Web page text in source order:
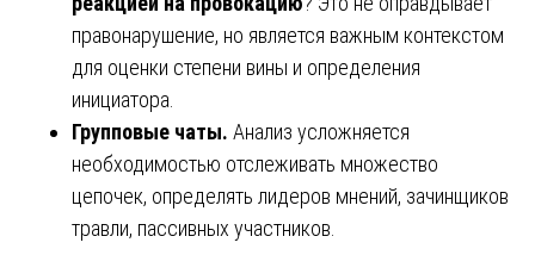
правонарушение, но является важным контекстом
для оценки степени вины и определения
инициатора.
Групповые чаты. Анализ усложняется
необходимостью отслеживать множество
цепочек, определять лидеров мнений, зачинщиков
травли, пассивных участников.